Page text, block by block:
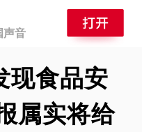
声音
现食品安
属实将给